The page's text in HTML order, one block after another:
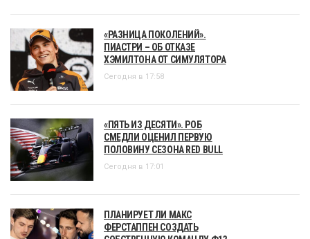
«РАЗНИЦА ПОКОЛЕНИЙ».
ПИАСТРИ – ОБ ОТКАЗЕ
ХЭМИЛТОНА ОТ СИМУЛЯТОРА
Сегодня в 17:58
«ПЯТЬ ИЗ ДЕСЯТИ». РОБ
СМЕДЛИ ОЦЕНИЛ ПЕРВУЮ
ПОЛОВИНУ СЕЗОНА RED BULL
Сегодня в 17:01
ПЛАНИРУЕТ ЛИ МАКС
ФЕРСТАППЕН СОЗДАТЬ